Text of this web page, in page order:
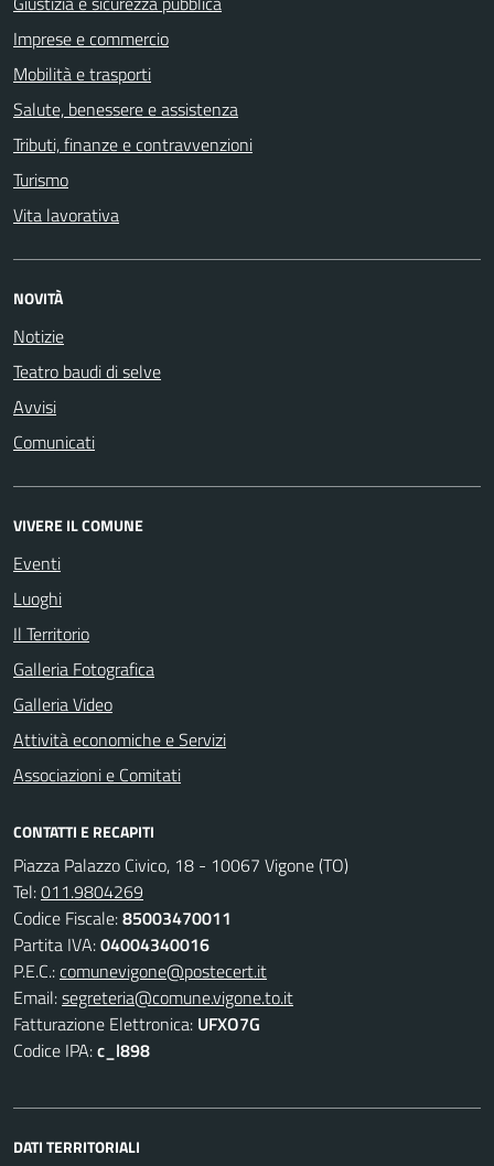
Imprese e commercio
Mobilità e trasporti
Salute, benessere e assistenza
Tributi, finanze e contravvenzioni
Turismo
Vita lavorativa
NOVITÀ
Notizie
Teatro baudi di selve
Avvisi
Comunicati
VIVERE IL COMUNE
Eventi
Luoghi
Il Territorio
Galleria Fotografica
Galleria Video
Attività economiche e Servizi
Associazioni e Comitati
CONTATTI E RECAPITI
Piazza Palazzo Civico, 18 - 10067 Vigone (TO)
Tel:011.9804269
Codice Fiscale:85003470011
Partita IVA:04004340016
P.E.C.:comunevigone@postecert.it
Email:segreteria@comune.vigone.to.it
Fatturazione Elettronica: UFXO7G
Codice IPA:c_l898
DATI TERRITORIALI